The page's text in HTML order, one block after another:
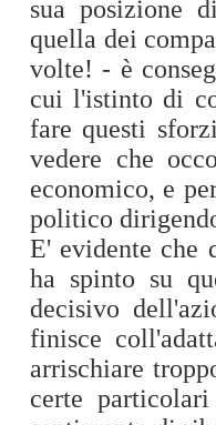
sua posizione
quella dei
volte! - è
cui l'istinto di
fare questi
vedere che
economico, e
politico
E' evidente che
ha spinto su
decisivo
finisce
arrischiare
certe